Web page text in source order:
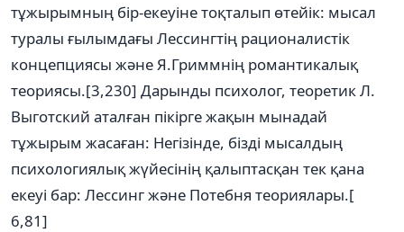
тұжырымның бір-екеуіне тоқталып өтейік: мысал
туралы ғылымдағы Лессингтің рационалистік
концепциясы және Я.Гриммнің романтикалық
теориясы.[3,230] Дарынды психолог, теоретик Л.
Выготский аталған пікірге жақын мынадай
тұжырым жасаған: Негізінде, бізді мысалдың
психологиялық жүйесінің қалыптасқан тек қана
екеуі бар: Лессинг және Потебня теориялары.[
6,81]